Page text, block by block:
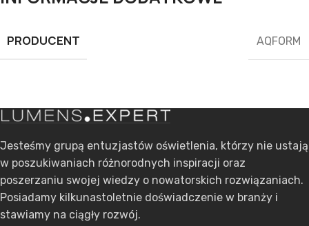
PRODUCENT AQFORM
Jesteśmy grupą entuzjastów oświetlenia, którzy nie ustają
w poszukiwaniach różnorodnych inspiracji oraz
poszerzaniu swojej wiedzy o nowatorskich rozwiązaniach.
Posiadamy kilkunastoletnie doświadczenie w branży i
stawiamy na ciągły rozwój.